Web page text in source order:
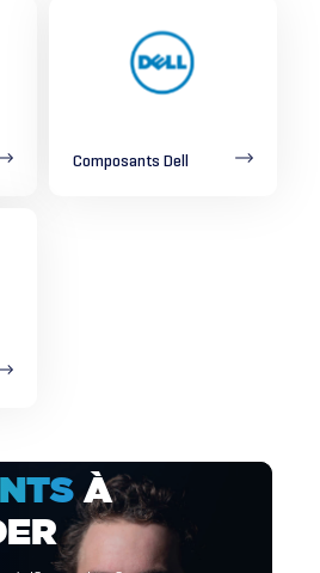
Composants Dell
À